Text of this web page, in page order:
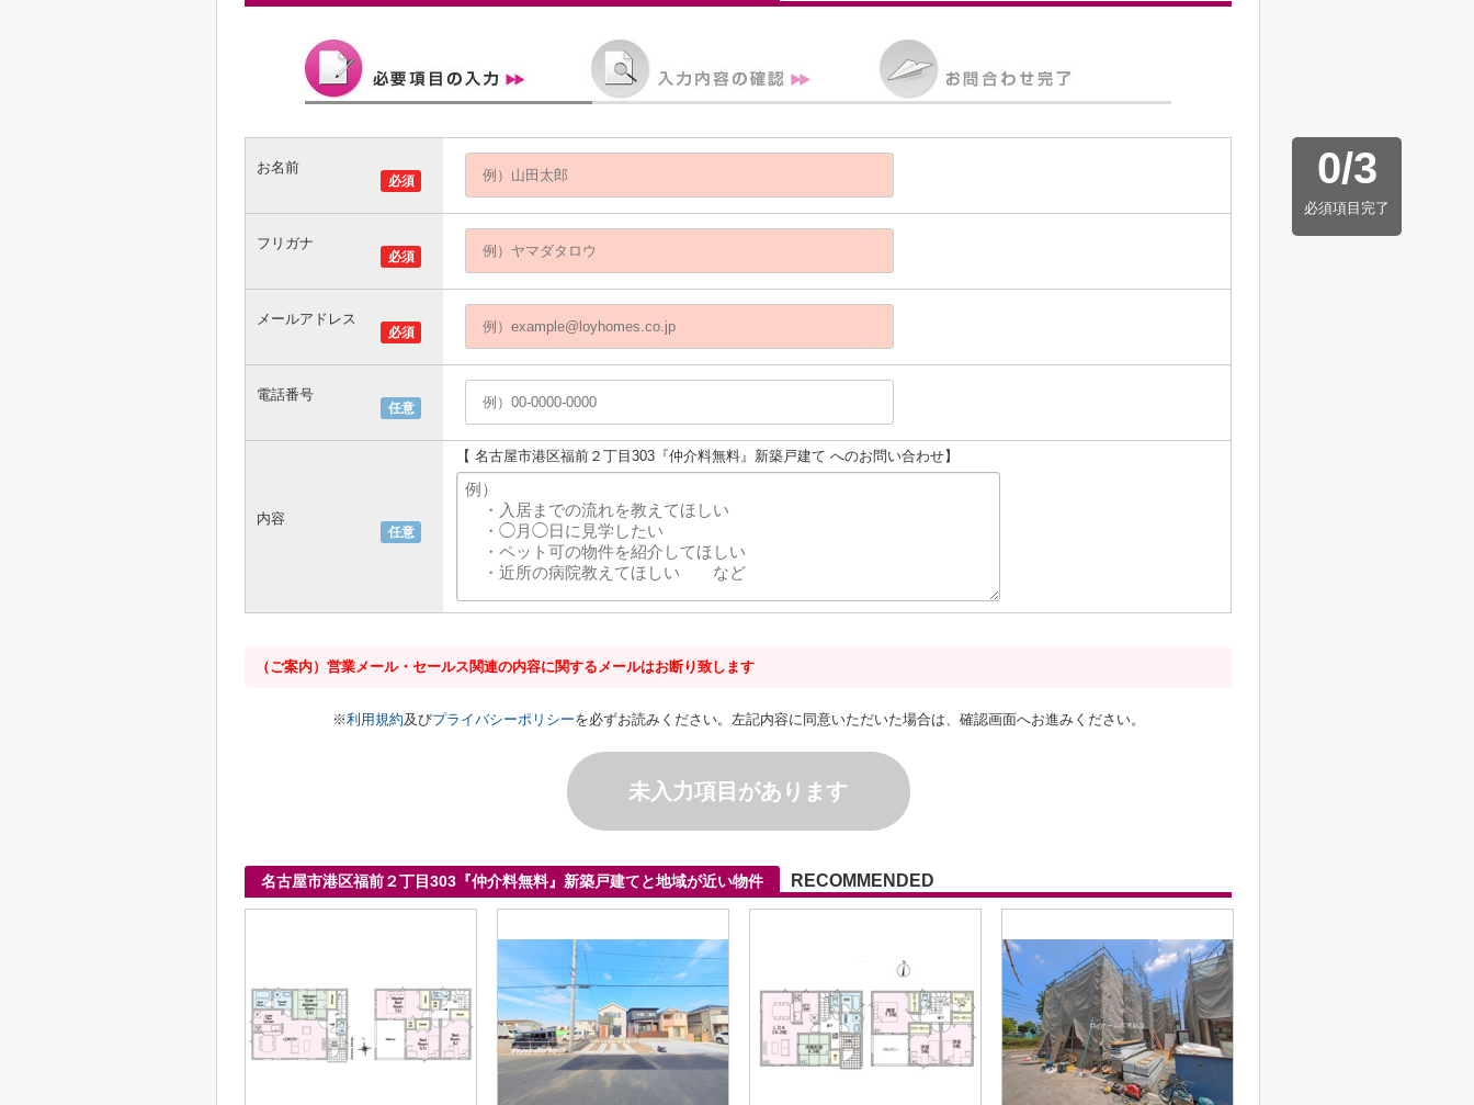
0/3
必須項目完了
必須
お名前
必須
フリガナ
必須
メールアドレス
任意
電話番号
任意
内容
【 名古屋市港区福前２丁目303『仲介料無料』新築戸建て へのお問い合わせ】
（ご案内）営業メール・セールス関連の内容に関するメールはお断り致します
※利用規約及びプライバシーポリシーを必ずお読みください。左記内容に同意いただいた場合は、確認画面へお進みください。
未入力項目があります
名古屋市港区福前２丁目303『仲介料無料』新築戸建てと地域が近い物件 RECOMMENDED